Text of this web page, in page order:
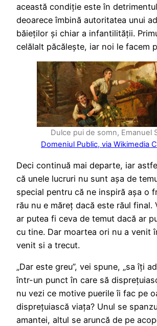
această condiție este în
deoarece îmbină autoritatea unui
băieților și chiar a infantilității.
celălalt păcălește, iar noi le facem
Dulce pui de somn, Emanuel
Domeniul Public, via Wikimedia
Deci continuă mai departe, iar
că unele lucruri nu sunt așa de
special pentru că ne inspiră așa o
rău nu e măreț dacă este răul final.
ar putea fi ceva de temut dacă ar
cu tine. Dar moartea ori nu a venit
venit si a trecut.
„Dar este greu”, vei spune, „sa îți
într-un punct în care să
nu vezi ce motive puerile îi fac pe
disprețuiască viața? Unul se
amantei, altul se aruncă de pe